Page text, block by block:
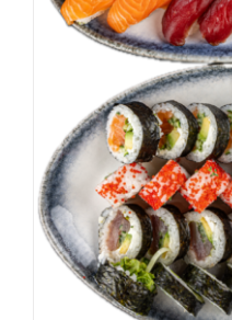
DODAJ DO